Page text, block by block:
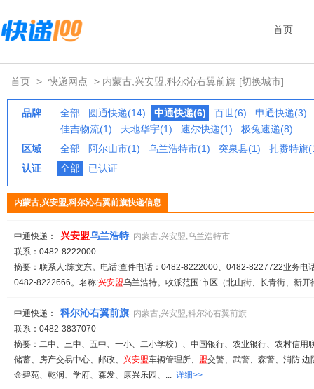
首页
首页 > 快递网点 > 内蒙古,兴安盟,科尔沁右翼前旗 [切换城市]
品牌 全部 圆通快递(14) 中通快递(6) 百世(6)
申通快递(3)
佳吉物流(1)
天地华宇(1) 速尔快递(1)
极兔速递(8)
区域
全部 阿尔山市(1) 乌兰浩特市(1) 突泉县(1)
扎赉特旗
认证
全部 已认证
内蒙古,兴安盟,科尔沁右翼前旗快递信息
中通快递： 兴安盟乌兰浩特 内蒙古,兴安盟,乌兰浩特市
联系：0482-8222000
摘要：联系人:陈文东。电话:查件电话：0482-8222000、0482-8227722业务
0482-8222666。名称:兴安盟乌兰浩特。收派范围:市区（北山街、长青街、新
中通快递： 科尔沁右翼前旗 内蒙古,兴安盟,科尔沁右翼前旗
联系：0482-3837070
摘要：二中、三中、五中、一小、二小学校）、中国银行、农业银行、农村信用
储蓄、房产交易中心、邮政、 兴安盟车辆管理所、 盟交警、武警、森警、消防
金碧苑、乾润、学府、森发、康兴乐园、... 详细>>